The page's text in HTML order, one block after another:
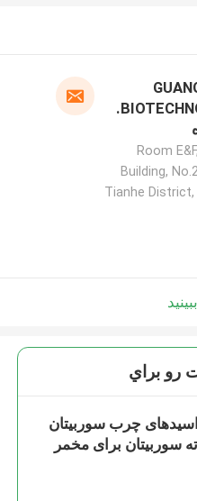
BIOTECHNOLOGY CO., LTD.
Room
Building,
Tianhe District,
رو براي
چرب سوربیتان
سوربیتان برای مخمر